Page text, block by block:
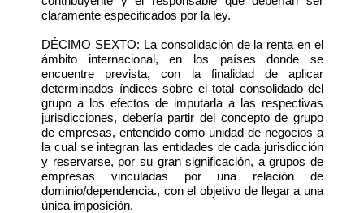
claramente especificados por la ley.
DÉCIMO SEXTO: La consolidación de la renta en el
ámbito internacional, en los países donde se
encuentre prevista, con la finalidad de aplicar
determinados índices sobre el total consolidado del
grupo a los efectos de imputarla a las respectivas
jurisdicciones, debería partir del concepto de grupo
de empresas, entendido como unidad de negocios a
la cual se integran las entidades de cada jurisdicción
y reservarse, por su gran significación, a grupos de
empresas vinculadas por una relación de
dominio/dependencia., con el objetivo de llegar a una
única imposición.